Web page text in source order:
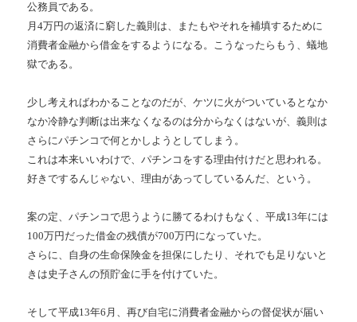
公務員である。
月4万円の返済に窮した義則は、またもやそれを補填するために
消費者金融から借金をするようになる。こうなったらもう、蟻地
獄である。
少し考えればわかることなのだが、ケツに火がついているとなか
なか冷静な判断は出来なくなるのは分からなくはないが、義則は
さらにパチンコで何とかしようとしてしまう。
これは本来いいわけで、パチンコをする理由付けだと思われる。
好きでするんじゃない、理由があってしているんだ、という。
案の定、パチンコで思うように勝てるわけもなく、平成13年には
100万円だった借金の残債が700万円になっていた。
さらに、自身の生命保険金を担保にしたり、それでも足りないと
きは史子さんの預貯金に手を付けていた。
そして平成13年6月、再び自宅に消費者金融からの督促状が届い